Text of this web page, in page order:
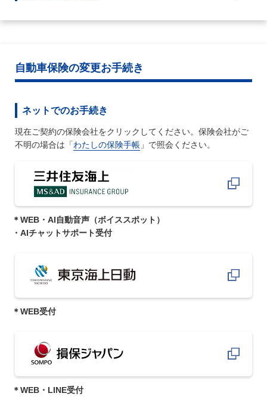
自動車保険の変更お手続き
ネットでのお手続き
現在ご契約の保険会社をクリックしてください。保険会社がご
不明の場合は「わたしの保険手帳 」で照会ください。
＊WEB・AI自動音声（ボイススポット）
・AIチャットサポート受付
＊WEB受付
＊WEB・LINE受付